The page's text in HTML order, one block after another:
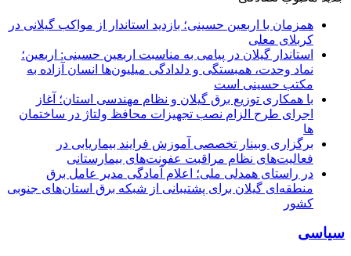
همزمان با اربعین حسینی؛ بازدید استاندار از مواکب گیلانی در
کربلای معلی
استاندار گیلان در پیامی به مناسبت اربعین حسینی: اربعین؛
نماد وحدت، همبستگی و دلدادگی میلیون‌ها انسان آزاده به
مکتب حسینی است
با همکاری توزیع برق گیلان و نظام مهندسی استان؛ آغاز
اجرای طرح الزام نصب تجهیزات محافظ ولتاژ در ساختمان
ها
برگزاری وبینار تخصصی آموزش فرایند بیماریابی در
فعالیت‌های نظام مراقبت عفونت‌های بیمارستانی
در راستای همدلی ملی؛ اعلام آمادگی مدیر عامل برق
منطقه‌ای گیلان برای پشتیبانی از شبكه برق استان‌های جنوبی
كشور
سیاسی